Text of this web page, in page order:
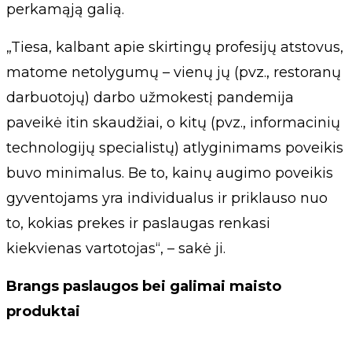
perkamąją galią.
„Tiesa, kalbant apie skirtingų profesijų atstovus,
matome netolygumų – vienų jų (pvz., restoranų
darbuotojų) darbo užmokestį pandemija
paveikė itin skaudžiai, o kitų (pvz., informacinių
technologijų specialistų) atlyginimams poveikis
buvo minimalus. Be to, kainų augimo poveikis
gyventojams yra individualus ir priklauso nuo
to, kokias prekes ir paslaugas renkasi
kiekvienas vartotojas“, – sakė ji.
Brangs paslaugos bei galimai maisto
produktai